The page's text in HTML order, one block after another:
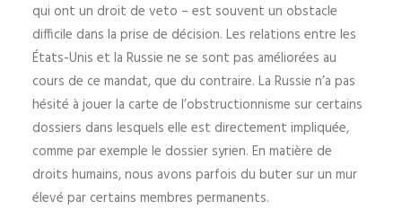
qui ont un droit de veto – est souvent un obstacle
difficile dans la prise de décision. Les relations entre les
États-Unis et la Russie ne se sont pas améliorées au
cours de ce mandat, que du contraire. La Russie n’a pas
hésité à jouer la carte de l’obstructionnisme sur certains
dossiers dans lesquels elle est directement impliquée,
comme par exemple le dossier syrien. En matière de
droits humains, nous avons parfois du buter sur un mur
élevé par certains membres permanents.